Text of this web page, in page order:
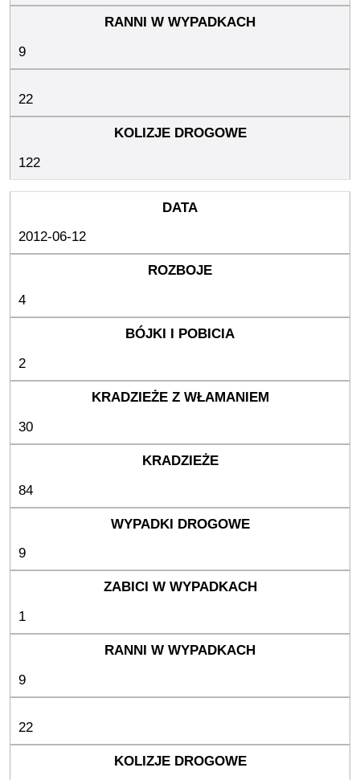
9
22
122
2012-06-12
4
2
30
84
9
1
9
22